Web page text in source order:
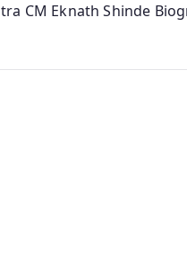
tra CM Eknath Shinde